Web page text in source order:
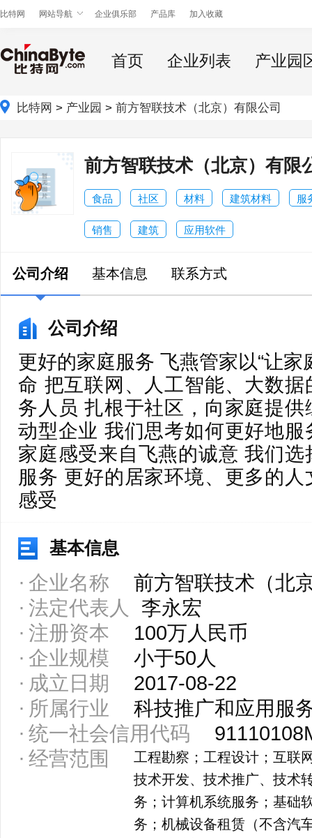
比特网 网站导航 企业俱乐部 产品库 加入收藏
首页 企业列表 产业园
比特网 > 产业园 > 前方智联技术（北京）有限公司
前方智联技术（北京）有限
食品 社区 材料 建筑材料 服
销售 建筑 应用软件
公司介绍 基本信息 联系方式
公司介绍
更好的家庭服务 飞燕管家以“让家
命 把互联网、人工智能、大数
务人员 扎根于社区，向家庭提
动型企业 我们思考如何更好地
家庭感受来自飞燕的诚意 我们
服务 更好的居家环境、更多的
感受
基本信息
企业名称
前方智联技术（北
法定代表人
李永宏
注册资本
100万人民币
企业规模
小于50人
成立日期
2017-08-22
所属行业
科技推广和应用服
统一社会信用代码
经营范围
工程勘察；工程设计；互联
技术开发、技术推广、技术
务；计算机系统服务；基础
务；机械设备租赁（不含汽